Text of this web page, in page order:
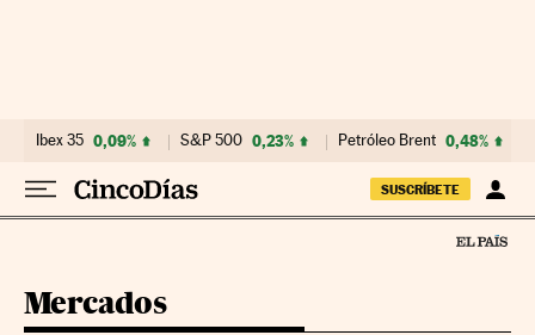
Ibex 35 0,09% S&P 500 0,23% Petróleo Brent 0,48%
SUSCRÍBETE
Mercados